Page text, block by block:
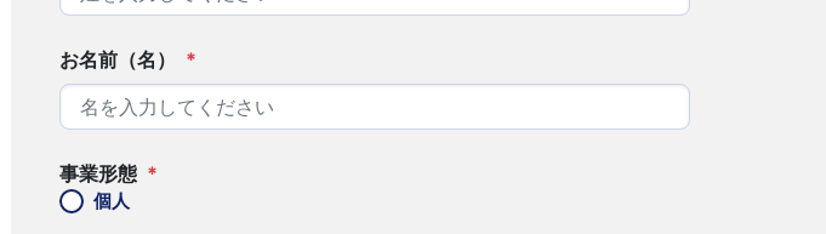
お名前（名） *
事業形態 *
個人